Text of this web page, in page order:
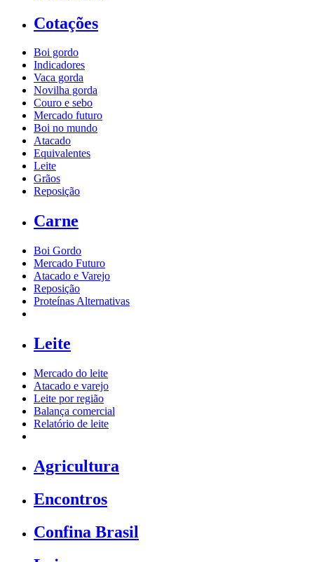
Cotações
Boi gordo
Indicadores
Vaca gorda
Novilha gorda
Couro e sebo
Mercado futuro
Boi no mundo
Atacado
Equivalentes
Leite
Grãos
Reposição
Carne
Boi Gordo
Mercado Futuro
Atacado e Varejo
Reposição
Proteínas Alternativas
Leite
Mercado do leite
Atacado e varejo
Leite por região
Balança comercial
Relatório de leite
Agricultura
Encontros
Confina Brasil